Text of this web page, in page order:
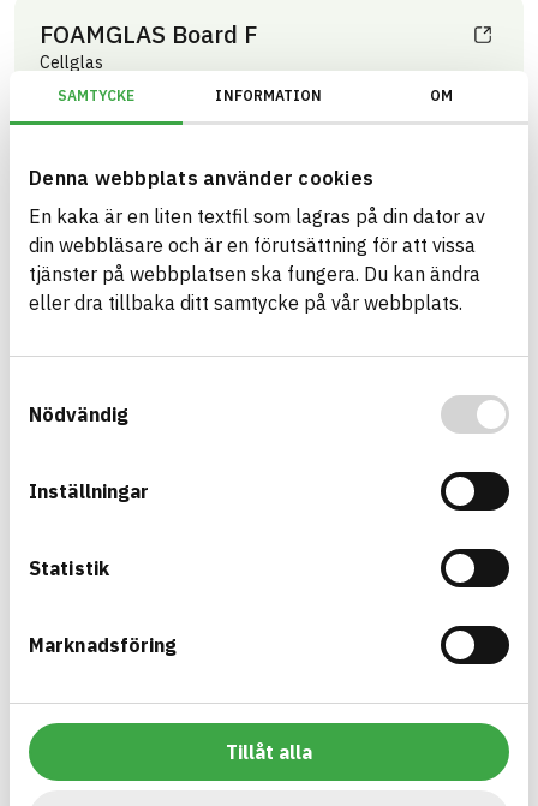
SAMTYCKE INFORMATION OM
Denna webbplats använder cookies
En kaka är en liten textfil som lagras på din dator av
din webbläsare och är en förutsättning för att vissa
tjänster på webbplatsen ska fungera. Du kan ändra
eller dra tillbaka ditt samtycke på vår webbplats.
Nödvändig
Inställningar
Statistik
Marknadsföring
Tillåt alla
FOAMGLAS Board F
Cellglas
BF 04020
BK04-KOD
övrigt
FOAMGLAS Nordic AB
VARUMÄRKE
33353
HÄLSO- OCH MILJÖ­FARLIGHET Information finns
CIRKULARITET Information ej lämnad
Information ej lämnad
EMISSIONER OCH TESTER Information ej lämnad
Bygg med BASTA - medvetna
produktval!
BASTA-systemet är ensamt på marknaden om att
hållbarhets information om bygg- och
anläggningsprodukter. BASTA-systemet erbjuder
även bedömningskriterier och betyg kopplat till
utfasning av farliga ämnen.